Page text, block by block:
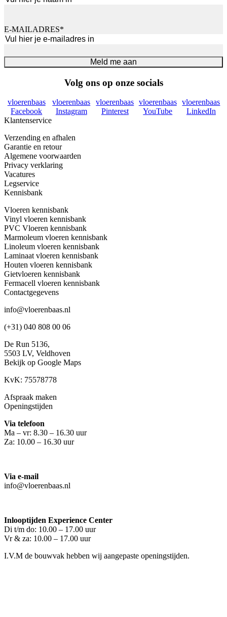
E-MAILADRES*
Meld me aan
Volg ons op onze socials
vloerenbaas
Facebook
vloerenbaas
Instagram
vloerenbaas
Pinterest
vloerenbaas
YouTube
vloerenbaas
LinkedIn
Klantenservice
Verzending en afhalen
Garantie en retour
Algemene voorwaarden
Privacy verklaring
Vacatures
Legservice
Kennisbank
Vloeren kennisbank
Vinyl vloeren kennisbank
PVC Vloeren kennisbank
Marmoleum vloeren kennisbank
Linoleum vloeren kennisbank
Laminaat vloeren kennisbank
Houten vloeren kennisbank
Gietvloeren kennisbank
Fermacell vloeren kennisbank
Contactgegevens
info@vloerenbaas.nl
(+31) 040 808 00 06
De Run 5136,
5503 LV, Veldhoven
Bekijk op Google Maps
KvK: 75578778
Afspraak maken
Openingstijden
Via telefoon
Ma – vr: 8.30 – 16.30 uur
Za: 10.00 – 16.30 uur
Via e-mail
info@vloerenbaas.nl
Inlooptijden Experience Center
Di t/m do: 10.00 – 17.00 uur
Vr & za: 10.00 – 17.00 uur
I.V.M de bouwvak hebben wij aangepaste openingstijden.